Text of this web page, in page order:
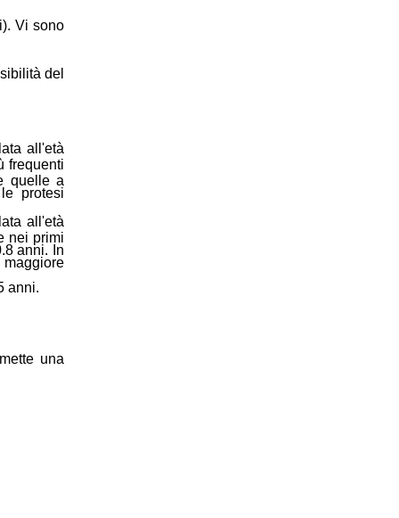
Vi sono
del
all'età
frequenti
quelle a
protesi
all'età
nei primi
anni. In
anni.
una